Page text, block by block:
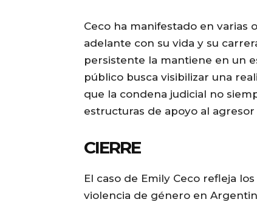
Ceco ha manifestado en
adelante con su vida y su
persistente la mantiene en un
público busca visibilizar una
que la condena judicial no
estructuras de apoyo al
CIERRE
El caso de Emily Ceco refleja
violencia de género en